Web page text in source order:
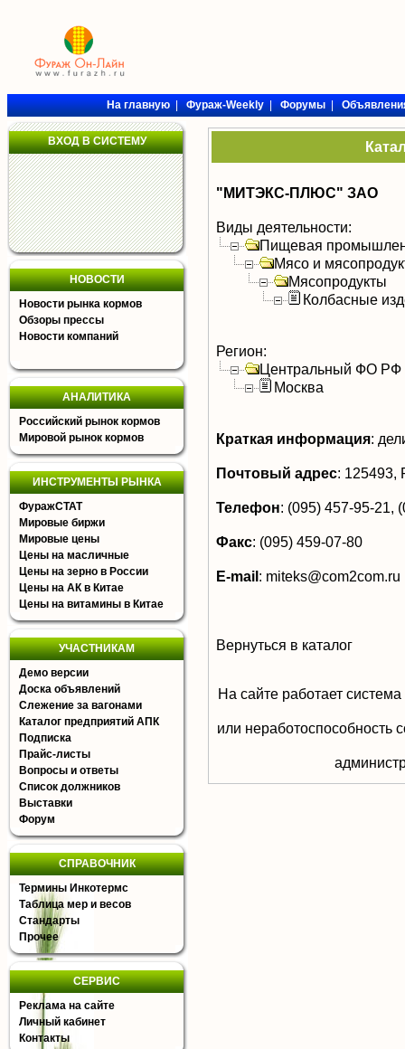
На главную|Фураж-Weekly|Форумы|
ВХОД В СИСТЕМУ
НОВОСТИ
Новости рынка кормов
Обзоры прессы
Новости компаний
АНАЛИТИКА
Российский рынок кормов
Мировой рынок кормов
ИНСТРУМЕНТЫ РЫНКА
ФуражСТАТ
Мировые биржи
Мировые цены
Цены на масличные
Цены на зерно в России
Цены на АК в Китае
Цены на витамины в Китае
УЧАСТНИКАМ
Демо версии
Доска объявлений
Слежение за вагонами
Каталог предприятий АПК
Подписка
Прайс-листы
Вопросы и ответы
Список должников
Выставки
Форум
СПРАВОЧНИК
Термины Инкотермс
Таблица мер и весов
Стандарты
Прочее
СЕРВИС
Реклама на сайте
Личный кабинет
Контакты
"МИТЭКС-ПЛЮС" ЗАО
Виды деятельности:
Пищевая
Мясо и
Мясопродукты
Колбасные
Регион:
Центральный ФО РФ
Москва
Краткая информация:
Почтовый адрес: 125493,
Телефон: (095) 457-95-21,
Факс: (095) 459-07-80
E-mail: miteks@com2com.ru
Вернуться в каталог
На сайте работает
или неработоспособность